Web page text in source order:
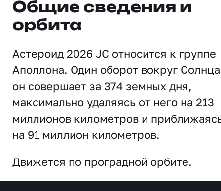
Общие сведения и
орбита
Астероид 2026 JC относится к группе
Аполлона. Один оборот вокруг Солнца
он совершает за 374 земных дня,
максимально удаляясь от него на 213
миллионов километров и
на 91 миллион километров.
Движется по проградной орбите.